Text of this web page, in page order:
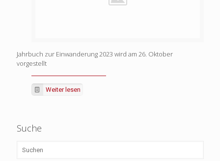
Jahrbuch zur Einwanderung 2023 wird am 26. Oktober
vorgestellt
Weiter lesen
Suche